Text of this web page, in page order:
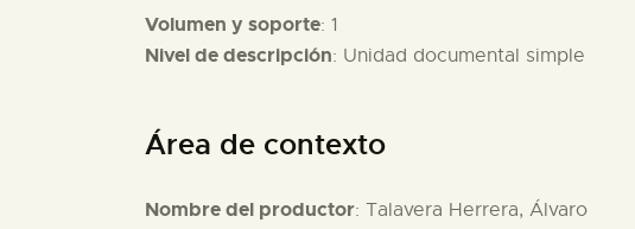
Volumen y soporte: 1
Nivel de descripción: Unidad documental simple
Área de contexto
Nombre del productor: Talavera Herrera, Álvaro